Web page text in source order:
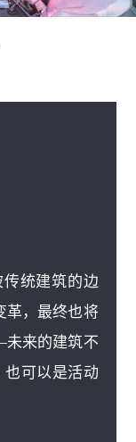
统建筑的边
革，最终也将
来的建筑不
也可以是活动